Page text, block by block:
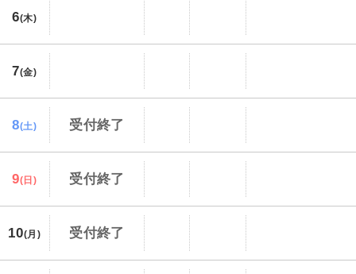
6(木)
7(金)
8(土) 受付終了
9(日) 受付終了
10(月) 受付終了